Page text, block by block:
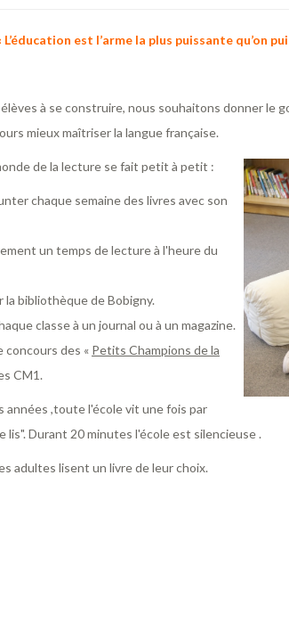
L’éducation est l’arme la plus puissante qu’on
élèves à se construire, nous souhaitons donner le
mieux maîtriser la langue française.
de la lecture se fait petit à petit :
chaque semaine des livres avec son
un temps de lecture à l'heure du
la bibliothèque de Bobigny.
classe à un journal ou à un magazine.
concours des « Petits Champions de la
CM1.
années ,toute l'école vit une fois par
lis". Durant 20 minutes l'école est silencieuse .
adultes lisent un livre de leur choix.